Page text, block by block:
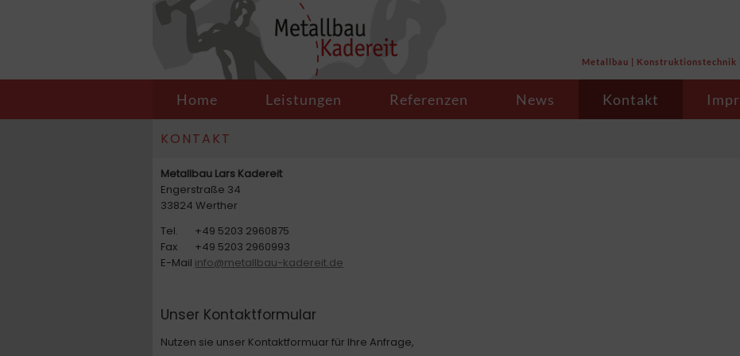
Metallbau |
überspringen
Home Leistungen Referenzen News Kontakt
KONTAKT
Metallbau Lars Kadereit
Engerstraße 34
33824 Werther
Tel.
+49 5203 2960875
Fax
+49 5203 2960993
E-Mail info@metallbau-kadereit.de
Unser Kontaktformular
Nutzen sie unser Kontaktformuar für Ihre Anfrage,